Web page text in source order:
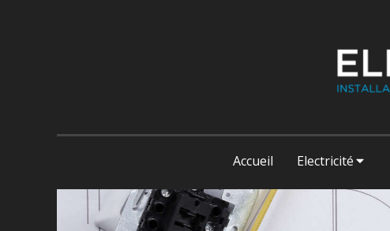
Accueil Electricité